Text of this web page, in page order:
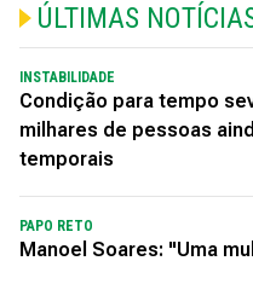
ÚLTIMAS
INSTABILIDADE
Condição para tempo
milhares de pessoas
temporais
PAPO RETO
Manoel Soares: "Uma